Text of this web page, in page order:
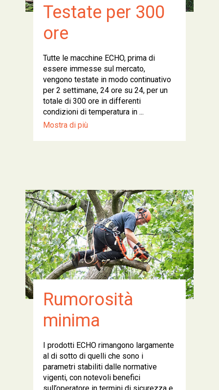
Testate per 300
ore
Tutte le macchine ECHO, prima di
essere immesse sul mercato,
vengono testate in modo continuativo
per 2 settimane, 24 ore su 24, per un
totale di 300 ore in differenti
condizioni di temperatura in ...
Mostra di più
Rumorosità
minima
I prodotti ECHO rimangono largamente
al di sotto di quelli che sono i
parametri stabiliti dalle normative
vigenti, con notevoli benefici